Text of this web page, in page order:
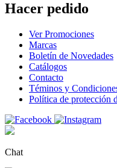
Hacer pedido
Ver Promociones
Marcas
Boletín de Novedades
Catálogos
Contacto
Téminos y
Política de protección
Chat